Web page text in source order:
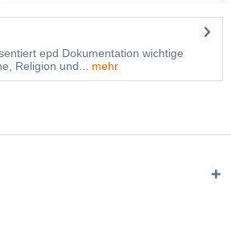
epd Dokumentation wichtige
Religion und...
mehr